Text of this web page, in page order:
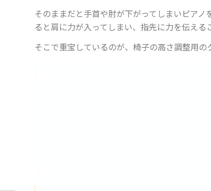
そのままだと手首や肘が下がってしまいピア
ると肩に力が入ってしまい、指先に力を伝える
そこで重宝しているのが、椅子の高さ調整用の